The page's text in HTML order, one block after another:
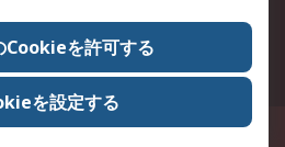
RSの歴史
）
認証について
谷区神戸町134番地 横浜ビジネスパーク ウ
Cookieを許可する
を設定する